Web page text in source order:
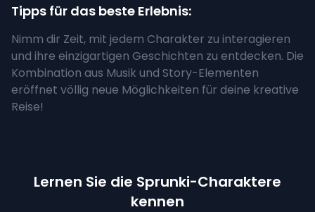
Tipps für das beste Erlebnis:
Nimm dir Zeit, mit jedem Charakter zu interagieren
und ihre einzigartigen Geschichten zu entdecken. Die
Kombination aus Musik und Story-Elementen
eröffnet völlig neue Möglichkeiten für deine kreative
Reise!
Lernen Sie die Sprunki-Charaktere
kennen